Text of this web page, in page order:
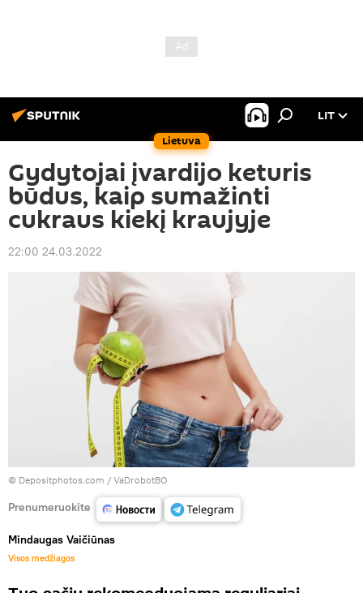
Lietuva
LIT
Gydytojai įvardijo keturis
būdus, kaip sumažinti
cukraus kiekį kraujyje
22:00 24.03.2022
© Depositphotos.com / VaDrobotBO
Prenumeruokite
Mindaugas Vaičiūnas
Visos medžiagos